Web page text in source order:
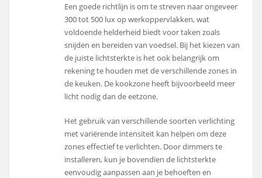
Een goede richtlijn is om te streven naar ongeveer
300 tot 500 lux op werkoppervlakken, wat
voldoende helderheid biedt voor taken zoals
snijden en bereiden van voedsel. Bij het kiezen van
de juiste lichtsterkte is het ook belangrijk om
rekening te houden met de verschillende zones in
de keuken. De kookzone heeft bijvoorbeeld meer
licht nodig dan de eetzone.
Het gebruik van verschillende soorten verlichting
met variërende intensiteit kan helpen om deze
zones effectief te verlichten. Door dimmers te
installeren, kun je bovendien de lichtsterkte
eenvoudig aanpassen aan je behoeften en